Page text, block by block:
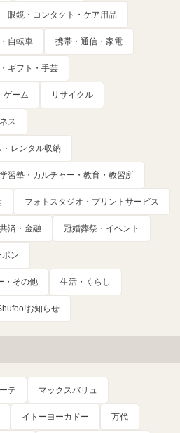
眼鏡・コンタクト・ケア用品
自転車 携帯・通信・家電
ギフト・手芸
ゲーム リサイクル
ス
レンタル収納
学習塾・カルチャー・教育・教習所
フォトスタジオ・プリントサービス
済・金融 冠婚葬祭・イベント
ン
・その他 生活・くらし
お知らせ
テ マックスバリュ
イトーヨーカドー 万代